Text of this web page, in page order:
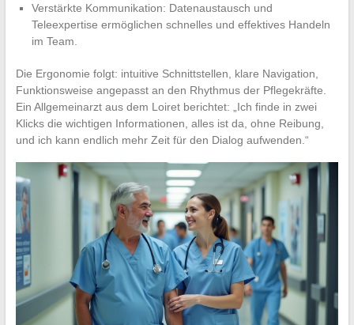
Verstärkte Kommunikation: Datenaustausch und
Teleexpertise ermöglichen schnelles und effektives Handeln
im Team.
Die Ergonomie folgt: intuitive Schnittstellen, klare Navigation,
Funktionsweise angepasst an den Rhythmus der Pflegekräfte.
Ein Allgemeinarzt aus dem Loiret berichtet: „Ich finde in zwei
Klicks die wichtigen Informationen, alles ist da, ohne Reibung,
und ich kann endlich mehr Zeit für den Dialog aufwenden.“